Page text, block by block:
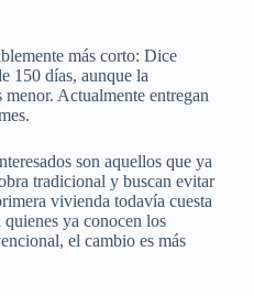
más corto: Dice
150 días, aunque la
Actualmente entregan
son aquellos que ya
tradicional y buscan evitar
vivienda todavía cuesta
ya conocen los
el cambio es más